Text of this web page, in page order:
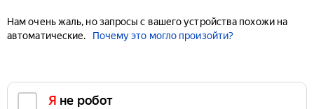
Нам очень жаль, но запросы с вашего устройства похожи на
автоматические.
Почему это могло произойти?
Я не робот